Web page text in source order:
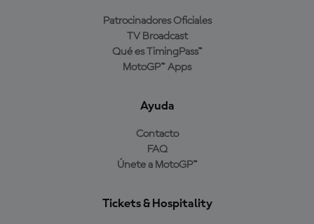
Patrocinadores Oficiales
TV Broadcast
Qué es TimingPass™
MotoGP™ Apps
Ayuda
Contacto
FAQ
Únete a MotoGP™
Tickets & Hospitality